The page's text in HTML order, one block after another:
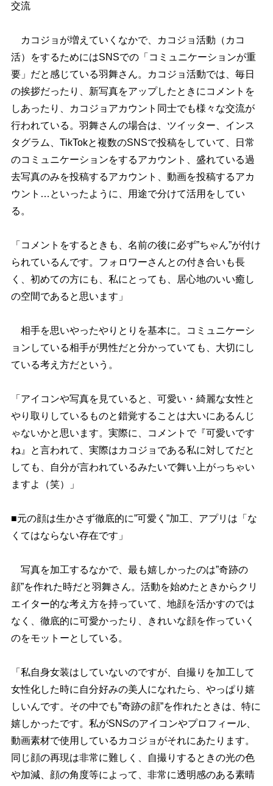
交流
カコジョが増えていくなかで、カコジョ活動（カコ
活）をするためにはSNSでの「コミュニケーションが重
要」だと感じている羽舞さん。カコジョ活動では、毎日
の挨拶だったり、新写真をアップしたときにコメントを
しあったり、カコジョアカウント同士でも様々な交流が
行われている。羽舞さんの場合は、ツイッター、インス
タグラム、TikTokと複数のSNSで投稿をしていて、日常
のコミュニケーションをするアカウント、盛れている過
去写真のみを投稿するアカウント、動画を投稿するアカ
ウント…といったように、用途で分けて活用をしてい
る。
「コメントをするときも、名前の後に必ず”ちゃん”が付け
られているんです。フォロワーさんとの付き合いも長
く、初めての方にも、私にとっても、居心地のいい癒し
の空間であると思います」
相手を思いやったやりとりを基本に。コミュニケーシ
ョンしている相手が男性だと分かっていても、大切にし
ている考え方だという。
「アイコンや写真を見ていると、可愛い・綺麗な女性と
り取りしているものと錯覚することは大いにあるんじ
ゃないかと思います。実際に、コメントで『可愛いです
ね』と言われて、実際はカコジョである私に対してだと
しても、自分が言われているみたいで舞い上がっちゃい
ますよ（笑）」
■元の顔は生かさず徹底的に”可愛く”加工、アプリは「な
くてはならない存在です」
写真を加工するなかで、最も嬉しかったのは”奇跡の
顔”を作れた時だと羽舞さん。活動を始めたときからクリ
エイター的な考え方を持っていて、地顔を活かすのでは
なく、徹底的に可愛かったり、きれいな顔を作っていく
のをモットーとしている。
「私自身女装はしていないのですが、自撮りを加工して
女性化した時に自分好みの美人になれたら、やっぱり嬉
しいんです。その中でも”奇跡の顔”を作れたときは、特に
嬉しかったです。私がSNSのアイコンやプロフィール、
動画素材で使用しているカコジョがそれにあたります。
同じ顔の再現は非常に難しく、自撮りするときの光の色
加減、顔の角度等によって、非常に透明感のある素晴